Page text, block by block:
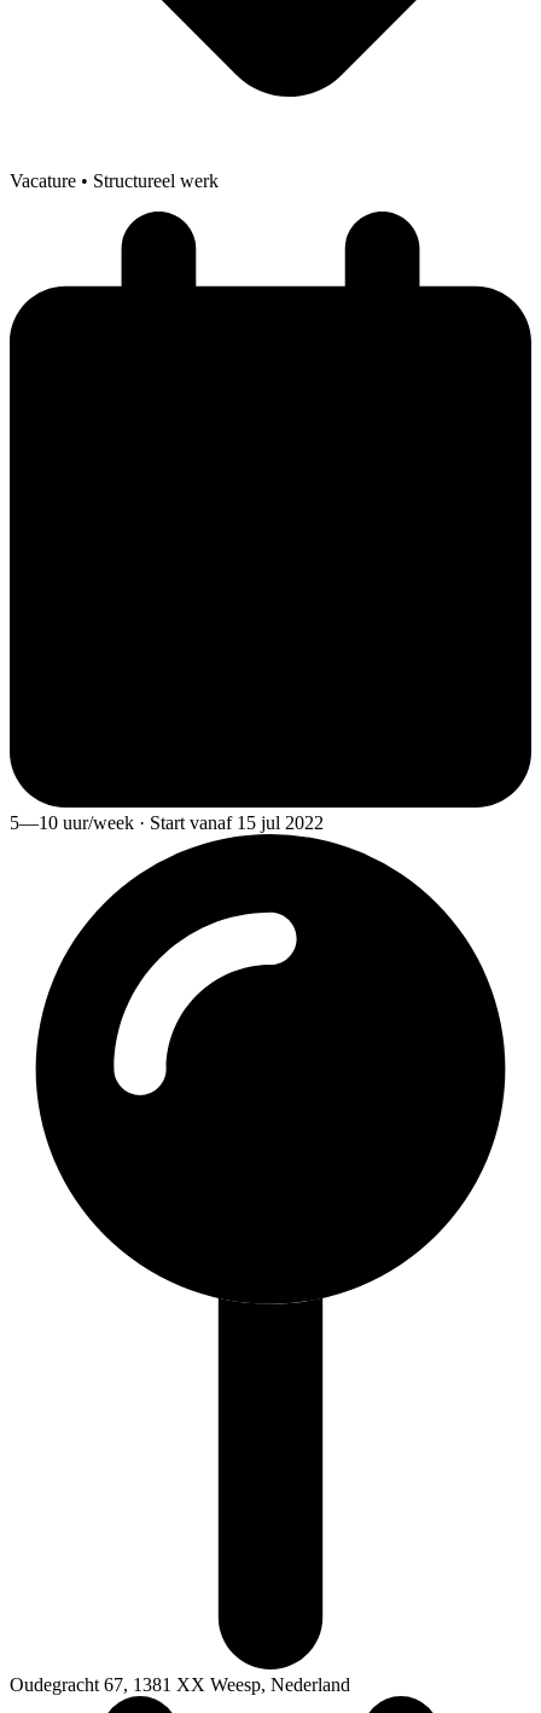
Vacature • Structureel werk
5—10 uur/week · Start vanaf 15 jul 2022
Oudegracht 67, 1381 XX Weesp, Nederland